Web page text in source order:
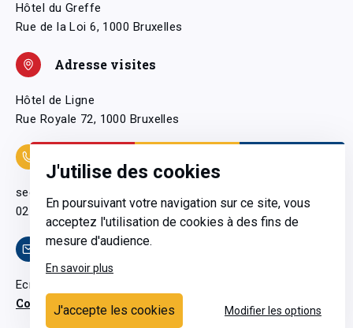
J'utilise des cookies
En poursuivant votre navigation sur ce site, vous
acceptez l'utilisation de cookies à des fins de
mesure d'audience.
En savoir plus
J'accepte les cookies Modifier les options
Hôtel du Greffe
Rue de la Loi 6, 1000 Bruxelles
Adresse visites
Hôtel de Ligne
Rue Royale 72, 1000 Bruxelles
secretariatgeneral@pfwb.be
02 506 38 11
Contact
Ecrivez-nous
Contactez-nous